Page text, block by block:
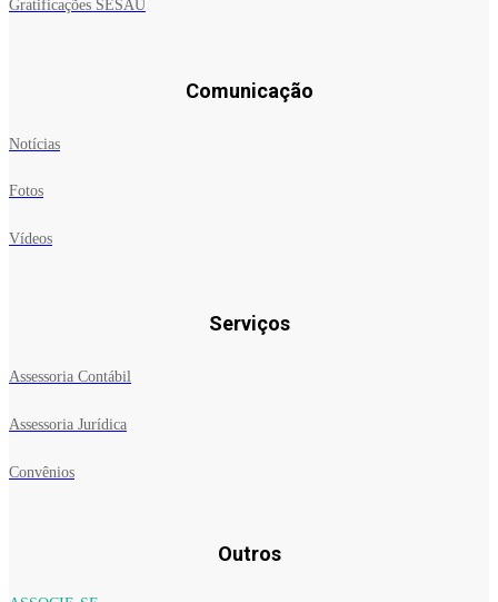
Gratificações SESAU
Comunicação
Notícias
Fotos
Vídeos
Serviços
Assessoria Contábil
Assessoria Jurídica
Convênios
Outros